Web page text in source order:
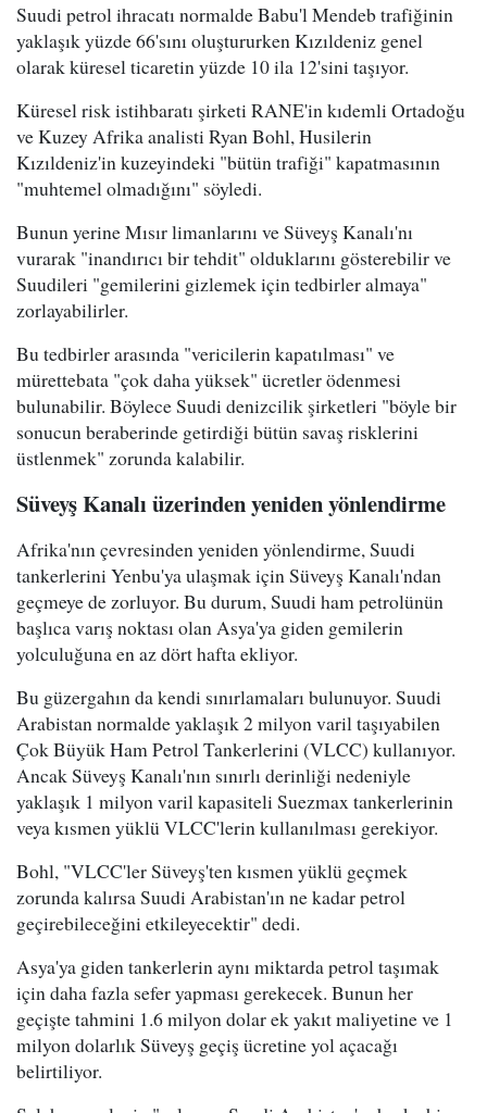
Suudi petrol ihracatı normalde Babu'l Mendeb trafiğinin
yaklaşık yüzde 66'sını oluştururken Kızıldeniz genel
olarak küresel ticaretin yüzde 10 ila 12'sini taşıyor.
Küresel risk istihbaratı şirketi RANE'in kıdemli Ortadoğu
ve Kuzey Afrika analisti Ryan Bohl, Husilerin
Kızıldeniz'in kuzeyindeki "bütün trafiği" kapatmasının
"muhtemel olmadığını" söyledi.
Bunun yerine Mısır limanlarını ve Süveyş Kanalı'nı
vurarak "inandırıcı bir tehdit" olduklarını gösterebilir ve
Suudileri "gemilerini gizlemek için tedbirler almaya"
zorlayabilirler.
Bu tedbirler arasında "vericilerin kapatılması" ve
mürettebata "çok daha yüksek" ücretler ödenmesi
bulunabilir. Böylece Suudi denizcilik şirketleri "böyle bir
sonucun beraberinde getirdiği bütün savaş risklerini
üstlenmek" zorunda kalabilir.
Süveyş Kanalı üzerinden yeniden yönlendirme
Afrika'nın çevresinden yeniden yönlendirme, Suudi
tankerlerini Yenbu'ya ulaşmak için Süveyş Kanalı'ndan
geçmeye de zorluyor. Bu durum, Suudi ham petrolünün
başlıca varış noktası olan Asya'ya giden gemilerin
yolculuğuna en az dört hafta ekliyor.
Bu güzergahın da kendi sınırlamaları bulunuyor. Suudi
Arabistan normalde yaklaşık 2 milyon varil taşıyabilen
Çok Büyük Ham Petrol Tankerlerini (VLCC) kullanıyor.
Ancak Süveyş Kanalı'nın sınırlı derinliği nedeniyle
yaklaşık 1 milyon varil kapasiteli Suezmax tankerlerinin
veya kısmen yüklü VLCC'lerin kullanılması gerekiyor.
Bohl, "VLCC'ler Süveyş'ten kısmen yüklü geçmek
zorunda kalırsa Suudi Arabistan'ın ne kadar petrol
geçirebileceğini etkileyecektir" dedi.
Asya'ya giden tankerlerin aynı miktarda petrol taşımak
için daha fazla sefer yapması gerekecek. Bunun her
geçişte tahmini 1.6 milyon dolar ek yakıt maliyetine ve 1
milyon dolarlık Süveyş geçiş ücretine yol açacağı
belirtiliyor.